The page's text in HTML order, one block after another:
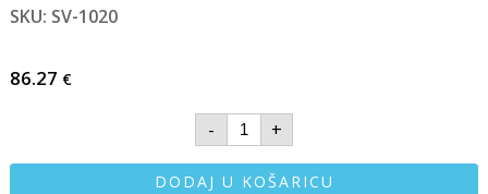
SKU: SV-1020
86.27 €
- +
DODAJ U KOŠARICU